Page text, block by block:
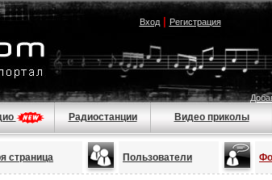
Вход| Регистрация
Радиостанции Видео приколы
страница Пользователи